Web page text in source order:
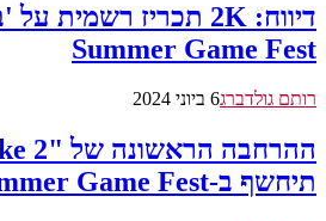
Summer Game Fest
רותם גולדברג6 ביוני 2024
תיחשף ב-Summer Game Fest